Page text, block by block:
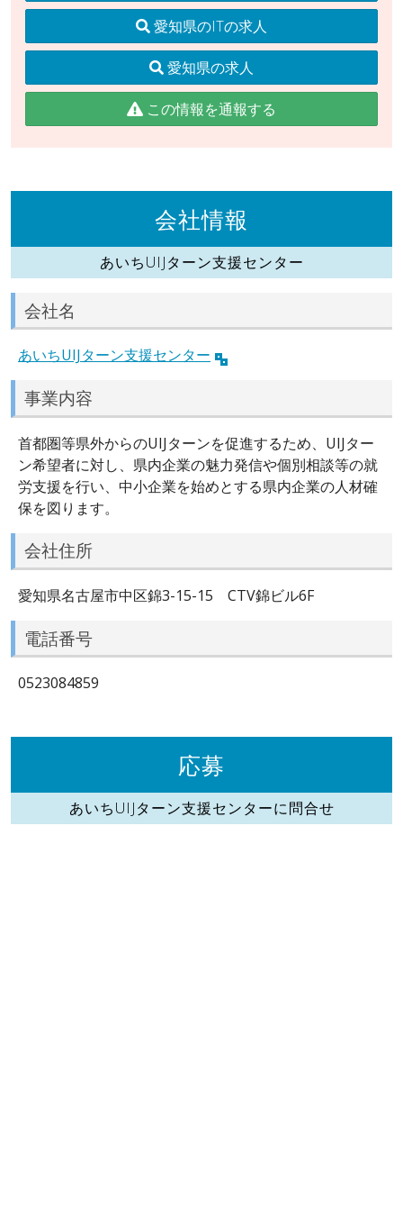
愛知県のITの求人
愛知県の求人
この情報を通報する
会社情報
あいちUIJターン支援センター
会社名
あいちUIJターン支援センター
事業内容
首都圏等県外からのUIJターンを促進するため、UIJター
ン希望者に対し、県内企業の魅力発信や個別相談等の就
労支援を行い、中小企業を始めとする県内企業の人材確
保を図ります。
会社住所
愛知県名古屋市中区錦3-15-15 CTV錦ビル6F
電話番号
0523084859
応募
あいちUIJターン支援センターに問合せ